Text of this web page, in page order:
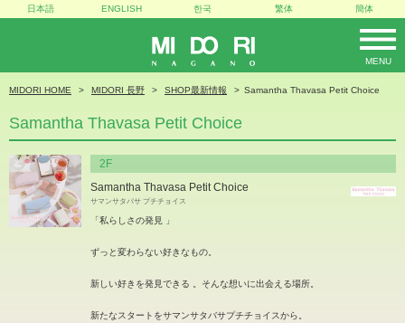
MIDORI
MENU
日本語 ENGLISH 한국 繁体 簡体
MIDORI HOME MIDORI 長野 SHOP最新情報 Samantha Thavasa Petit Choice
Samantha Thavasa Petit Choice
2F
Samantha Thavasa Petit Choice
サマンサタバサ プチチョイス
「私らしさの発見 」
ずっと変わらない好きなもの。
新しい好きを発見できる 。そんな想いに出会える場所。
新たなスタートをサマンサタバサプチチョイスから。